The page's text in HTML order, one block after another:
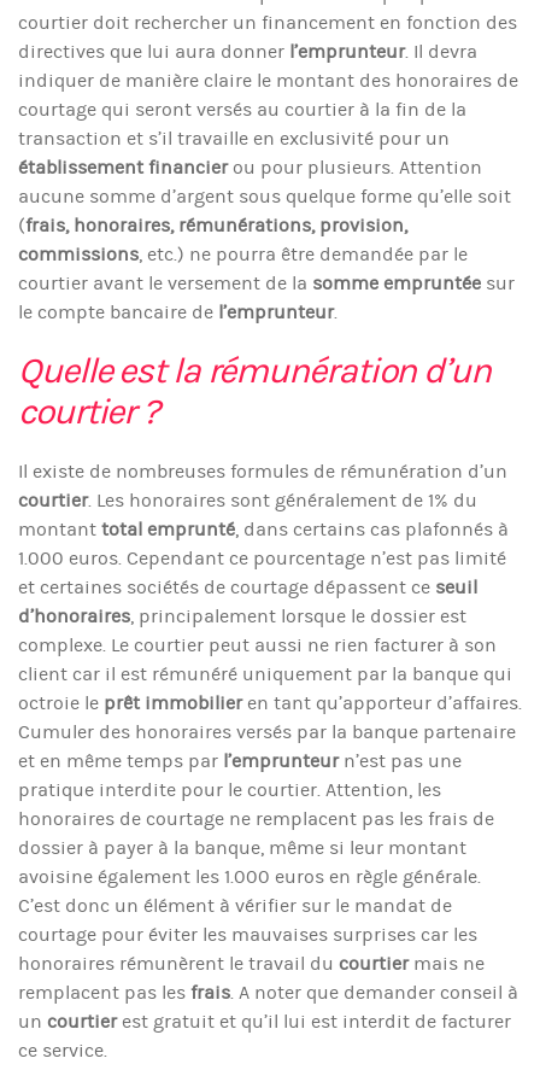
courtier doit rechercher un financement en fonction des
directives que lui aura donner l’emprunteur. Il devra
indiquer de manière claire le montant des honoraires de
courtage qui seront versés au courtier à la fin de la
transaction et s’il travaille en exclusivité pour un
établissement financier ou pour plusieurs. Attention
aucune somme d’argent sous quelque forme qu’elle soit
(frais, honoraires, rémunérations, provision,
commissions, etc.) ne pourra être demandée par le
courtier avant le versement de la somme empruntée sur
le compte bancaire de l’emprunteur.
Quelle est la rémunération d’un
courtier ?
Il existe de nombreuses formules de rémunération d’un
courtier. Les honoraires sont généralement de 1% du
montant total emprunté, dans certains cas plafonnés à
1.000 euros. Cependant ce pourcentage n’est pas limité
et certaines sociétés de courtage dépassent ce seuil
d’honoraires, principalement lorsque le dossier est
complexe. Le courtier peut aussi ne rien facturer à son
client car il est rémunéré uniquement par la banque qui
octroie le prêt immobilieren tant qu’apporteur d’affaires.
Cumuler des honoraires versés par la banque partenaire
et en même temps par l’emprunteurn’est pas une
pratique interdite pour le courtier. Attention, les
honoraires de courtage ne remplacent pas les frais de
dossier à payer à la banque, même si leur montant
avoisine également les 1.000 euros en règle générale.
C’est donc un élément à vérifier sur le mandat de
courtage pour éviter les mauvaises surprises car les
honoraires rémunèrent le travail du courtiermais ne
remplacent pas les frais. A noter que demander conseil à
un courtierest gratuit et qu’il lui est interdit de facturer
ce service.